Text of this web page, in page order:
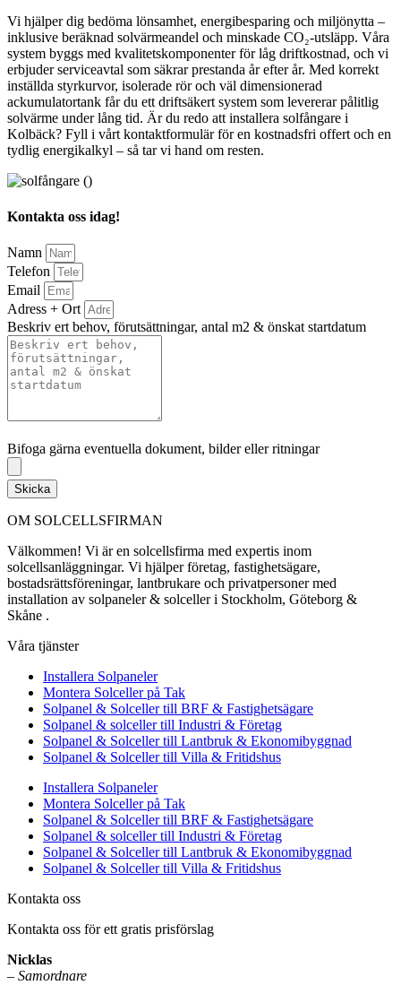
Vi hjälper dig bedöma lönsamhet, energibesparing och miljönytta –
inklusive beräknad solvärmeandel och minskade CO₂-utsläpp. Våra
system byggs med kvalitetskomponenter för låg driftkostnad, och vi
erbjuder serviceavtal som säkrar prestanda år efter år. Med korrekt
inställda styrkurvor, isolerade rör och väl dimensionerad
ackumulatortank får du ett driftsäkert system som levererar pålitlig
solvärme under lång tid. Är du redo att installera solfångare i
Kolbäck? Fyll i vårt kontaktformulär för en kostnadsfri offert och en
tydlig energikalkyl – så tar vi hand om resten.
Kontakta oss idag!
Namn
Telefon
Email
Adress + Ort
Beskriv ert behov, förutsättningar, antal m2 & önskat startdatum
Bifoga gärna eventuella dokument, bilder eller ritningar
Skicka
OM SOLCELLSFIRMAN
Välkommen! Vi är en solcellsfirma med expertis inom
solcellsanläggningar. Vi hjälper företag, fastighetsägare,
bostadsrättsföreningar, lantbrukare och privatpersoner med
installation av solpaneler & solceller i Stockholm, Göteborg &
Skåne .
Våra tjänster
Installera Solpaneler
Montera Solceller på Tak
Solpanel & Solceller till BRF & Fastighetsägare
Solpanel & solceller till Industri & Företag
Solpanel & Solceller till Lantbruk & Ekonomibyggnad
Solpanel & Solceller till Villa & Fritidshus
Installera Solpaneler
Montera Solceller på Tak
Solpanel & Solceller till BRF & Fastighetsägare
Solpanel & solceller till Industri & Företag
Solpanel & Solceller till Lantbruk & Ekonomibyggnad
Solpanel & Solceller till Villa & Fritidshus
Kontakta oss
Kontakta oss för ett gratis prisförslag
Nicklas
– Samordnare